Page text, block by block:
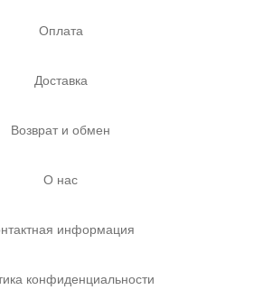
Оплата
Доставка
Возврат и обмен
О нас
информация
конфиденциальности